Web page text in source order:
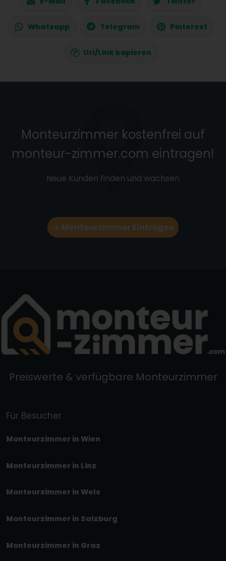
Whatsapp Telegram Pinterest
Url/Link kopieren
Monteurzimmer kostenfrei auf
monteur-zimmer.com eintragen!
Neue Kunden finden und wachsen
Monteurzimmer Eintragen
Preiswerte & verfügbare Monteurzimmer
Für Besucher
Monteurzimmer in Wien
Monteurzimmer in Linz
Monteurzimmer in Wels
Monteurzimmer in Salzburg
Monteurzimmer in Graz